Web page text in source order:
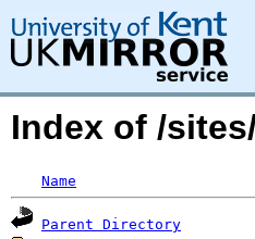
Index of /
Name
Parent Directory